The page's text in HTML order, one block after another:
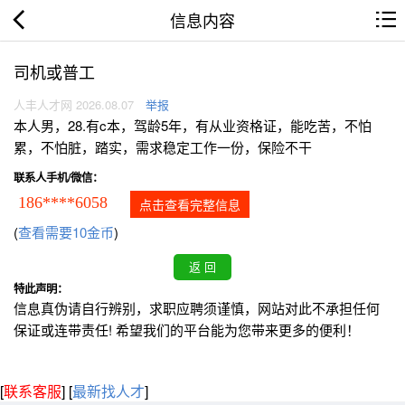
信息内容
司机或普工
人丰人才网 2026.08.07 举报
本人男，28.有c本，驾龄5年，有从业资格证，能吃苦，不怕
累，不怕脏，踏实，需求稳定工作一份，保险不干
联系人手机/微信：
186****6058 点击查看完整信息
(查看需要10金币)
特此声明：
信息真伪请自行辨别，求职应聘须谨慎，网站对此不承担任何
保证或连带责任! 希望我们的平台能为您带来更多的便利！
[联系客服] [最新找人才]